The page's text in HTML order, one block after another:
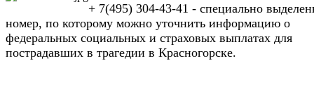
+ 7(495) 304-43-41 - специально
номер, по которому можно уточнить информацию о
федеральных социальных и страховых выплатах для
пострадавших в трагедии в Красногорске.